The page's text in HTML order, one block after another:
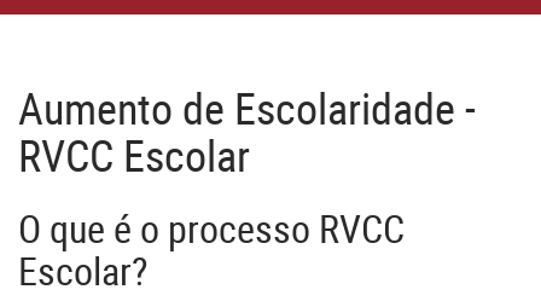
Aumento de Escolaridade -
RVCC Escolar
O que é o processo RVCC
Escolar?